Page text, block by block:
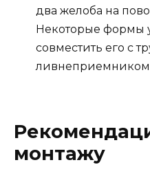
два желоба на
Некоторые формы
совместить его с
монтажу